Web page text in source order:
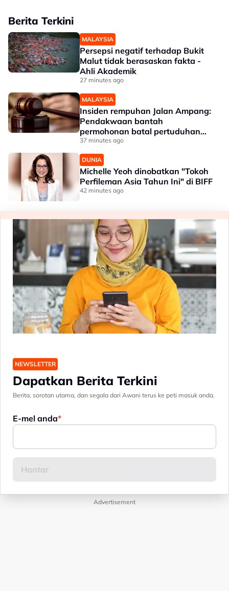
Berita Terkini
MALAYSIA
Persepsi negatif terhadap Bukit
Malut tidak berasaskan fakta -
Ahli Akademik
27 minutes ago
MALAYSIA
Insiden rempuhan Jalan Ampang:
Pendakwaan bantah
permohonan batal pertuduhan
bunuh
37 minutes ago
DUNIA
Michelle Yeoh dinobatkan "Tokoh
Perfileman Asia Tahun Ini" di BIFF
42 minutes ago
NEWSLETTER
Dapatkan Berita Terkini
Berita, sorotan utama, dan segala dari Awani terus ke peti masuk anda.
E-mel anda
Advertisement